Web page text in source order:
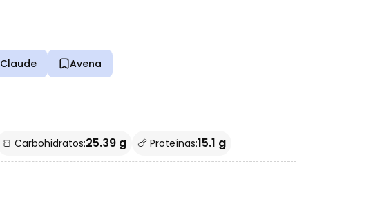
Claude Avena
🍞 Carbohidratos:25.39 g 🍗 Proteínas:15.1 g